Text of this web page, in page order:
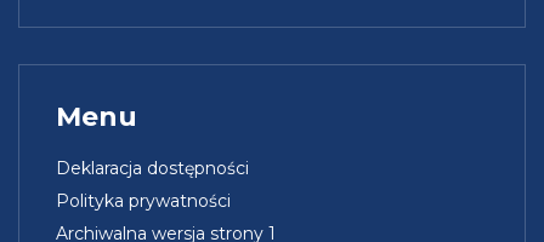
Menu
Deklaracja dostępności
Polityka prywatności
Archiwalna wersja strony 1